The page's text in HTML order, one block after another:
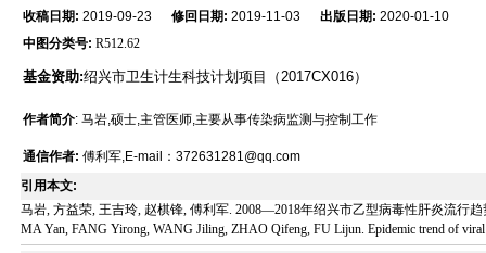
收稿日期: 2019-09-23 修回日期: 2019-11-03 出版日期: 2020-01-10
中图分类号: R512.62
基金资助:绍兴市卫生计生科技计划项目（2017CX016）
作者简介: 马岩,硕士,主管医师,主要从事传染病监测与控制工作
通信作者: 傅利军,E-mail：372631281@qq.com
引用本文:
马岩, 方益荣, 王吉玲, 赵棋锋, 傅利军. 2008—2018年绍兴市乙型病毒性肝炎流行趋
MA Yan, FANG Yirong, WANG Jiling, ZHAO Qifeng, FU Lijun. Epidemic trend of